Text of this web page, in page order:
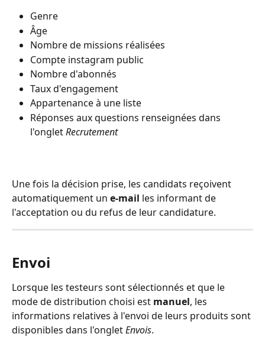
Genre
Âge
Nombre de missions réalisées
Compte instagram public
Nombre d'abonnés
Taux d'engagement
Appartenance à une liste
Réponses aux questions renseignées dans
l'onglet Recrutement
Une fois la décision prise, les candidats reçoivent
automatiquement un e-mail les informant de
l'acceptation ou du refus de leur candidature.
Envoi
Lorsque les testeurs sont sélectionnés et que le
mode de distribution choisi est manuel, les
informations relatives à l'envoi de leurs produits sont
disponibles dans l'onglet Envois.